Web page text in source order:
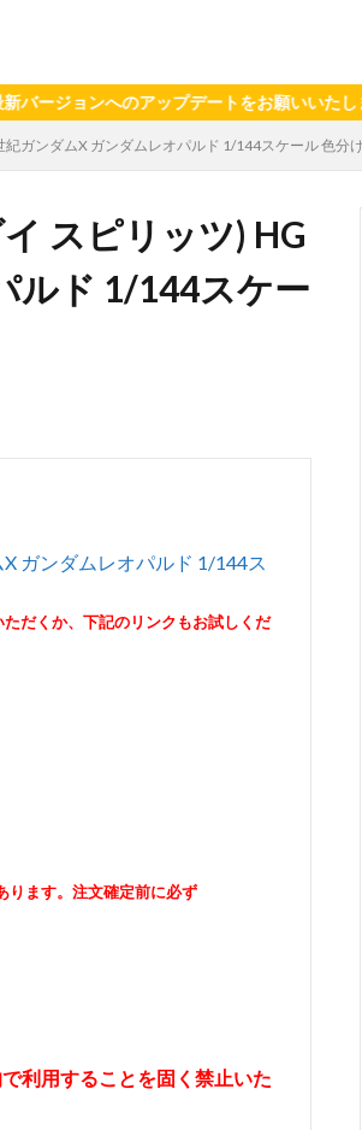
ンへのアップデートをお願いいたします（
紀ガンダムX ガンダムレオパルド 1/144スケール 色分
スピリッツ) HG
ルド 1/144スケー
ガンダムレオパルド 1/144ス
だくか、下記のリンクもお試しくだ
ります。注文確定前に必ず
利用することを固く禁止いた